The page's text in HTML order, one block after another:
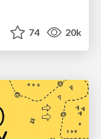
74 20k